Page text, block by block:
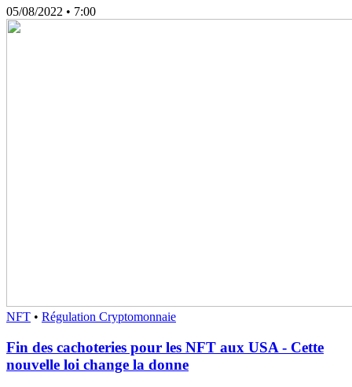
05/08/2022 • 7:00
NFT • Régulation Cryptomonnaie
Fin des cachoteries pour les NFT aux USA - Cette
nouvelle loi change la donne